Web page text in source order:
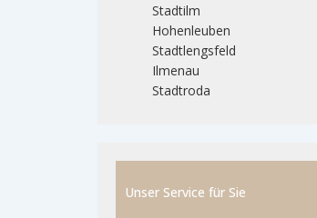
Stadtilm
Hohenleuben
Stadtlengsfeld
Ilmenau
Stadtroda
Unser Service für Sie